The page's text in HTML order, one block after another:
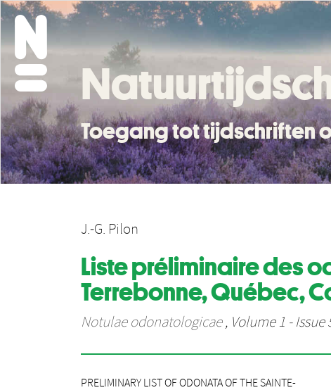
Toegang tot tijdschriften
J.-G. Pilon
Liste préliminaire des
Terrebonne, Québec,
Notulae odonatologicae, Volume 1 - Issue
PRELIMINARY LIST OF ODONATA OF THE SAINTE-
aquatic habitats. The duration of the flight season in